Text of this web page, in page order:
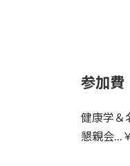
参加費
健康学＆
懇親会…